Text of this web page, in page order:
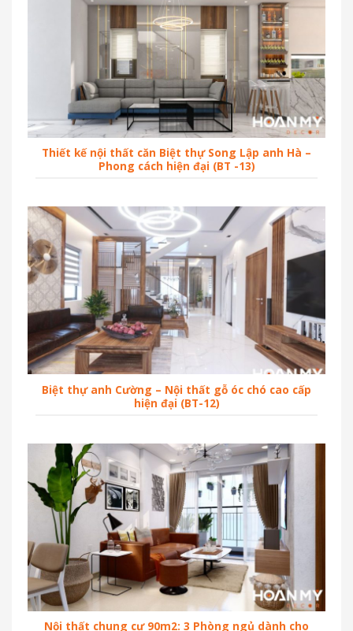
Thiết kế nội thất căn Biệt thự Song Lập anh Hà –
Phong cách hiện đại (BT -13)
Biệt thự anh Cường – Nội thất gỗ óc chó cao cấp
hiện đại (BT-12)
Nội thất chung cư 90m2: 3 Phòng ngủ dành cho